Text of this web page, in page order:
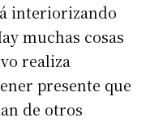
interiorizando
muchas cosas
realiza
presente que
de otros